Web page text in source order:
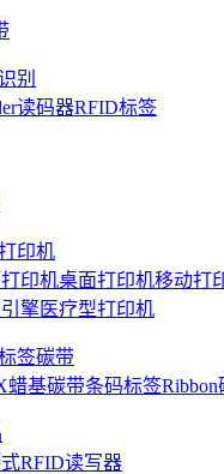
别
读码器RFID标签
印机
印机桌面打印机移动打
擎医疗型打印机
签碳带
蜡基碳带条码标签Ribbon
RFID读写器